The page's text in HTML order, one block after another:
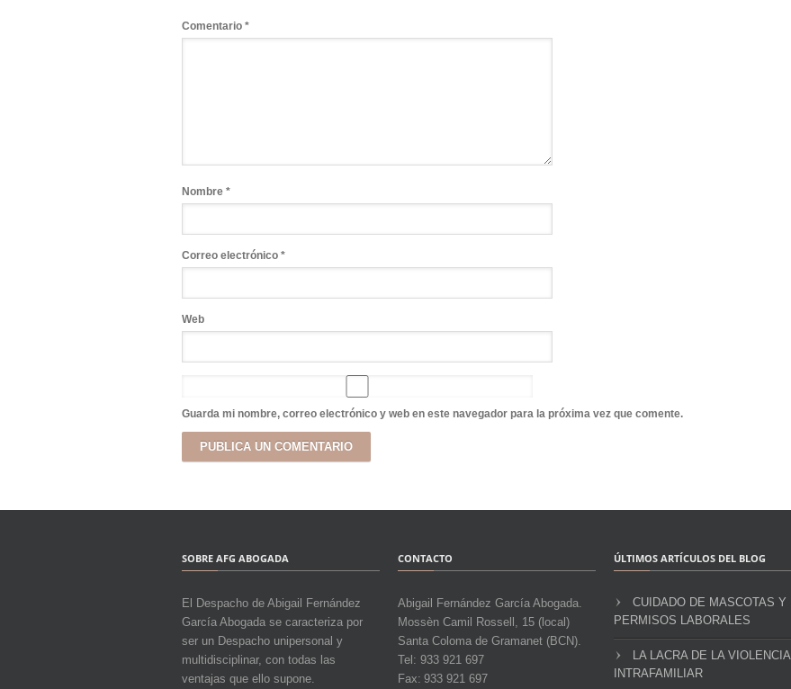
Comentario *
Nombre *
Correo electrónico *
Web
Guarda mi nombre, correo electrónico y web en este navegador para la próxima vez que comente.
SOBRE AFG ABOGADA
El Despacho de Abigail Fernández
García Abogada se caracteriza por
ser un Despacho unipersonal y
multidisciplinar, con todas las
ventajas que ello supone.
CONTACTO
Abigail Fernández García Abogada.
Mossèn Camil Rossell, 15 (local)
Santa Coloma de Gramanet (BCN).
Tel: 933 921 697
Fax: 933 921 697
ÚLTIMOS ARTÍCULOS DEL BLOG
CUIDADO DE MASCOTAS Y
PERMISOS LABORALES
LA LACRA DE LA VIOLENCIA
INTRAFAMILIAR